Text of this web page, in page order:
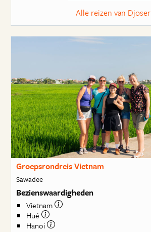
Alle reizen van Djoser
Groepsrondreis Vietnam
Sawadee
Bezienswaardigheden
Vietnam
Hué
Hanoi